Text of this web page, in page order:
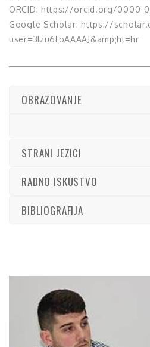
ORCID: https://orcid.org/0000-
Google Scholar: https://
user=3Izu6toAAAAJ&amp;hl=hr
OBRAZOVANJE
STRANI JEZICI
RADNO ISKUSTVO
BIBLIOGRAFIJA